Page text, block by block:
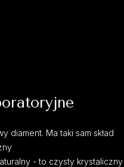
diament. Ma taki sam skład
- to czysty krystaliczny